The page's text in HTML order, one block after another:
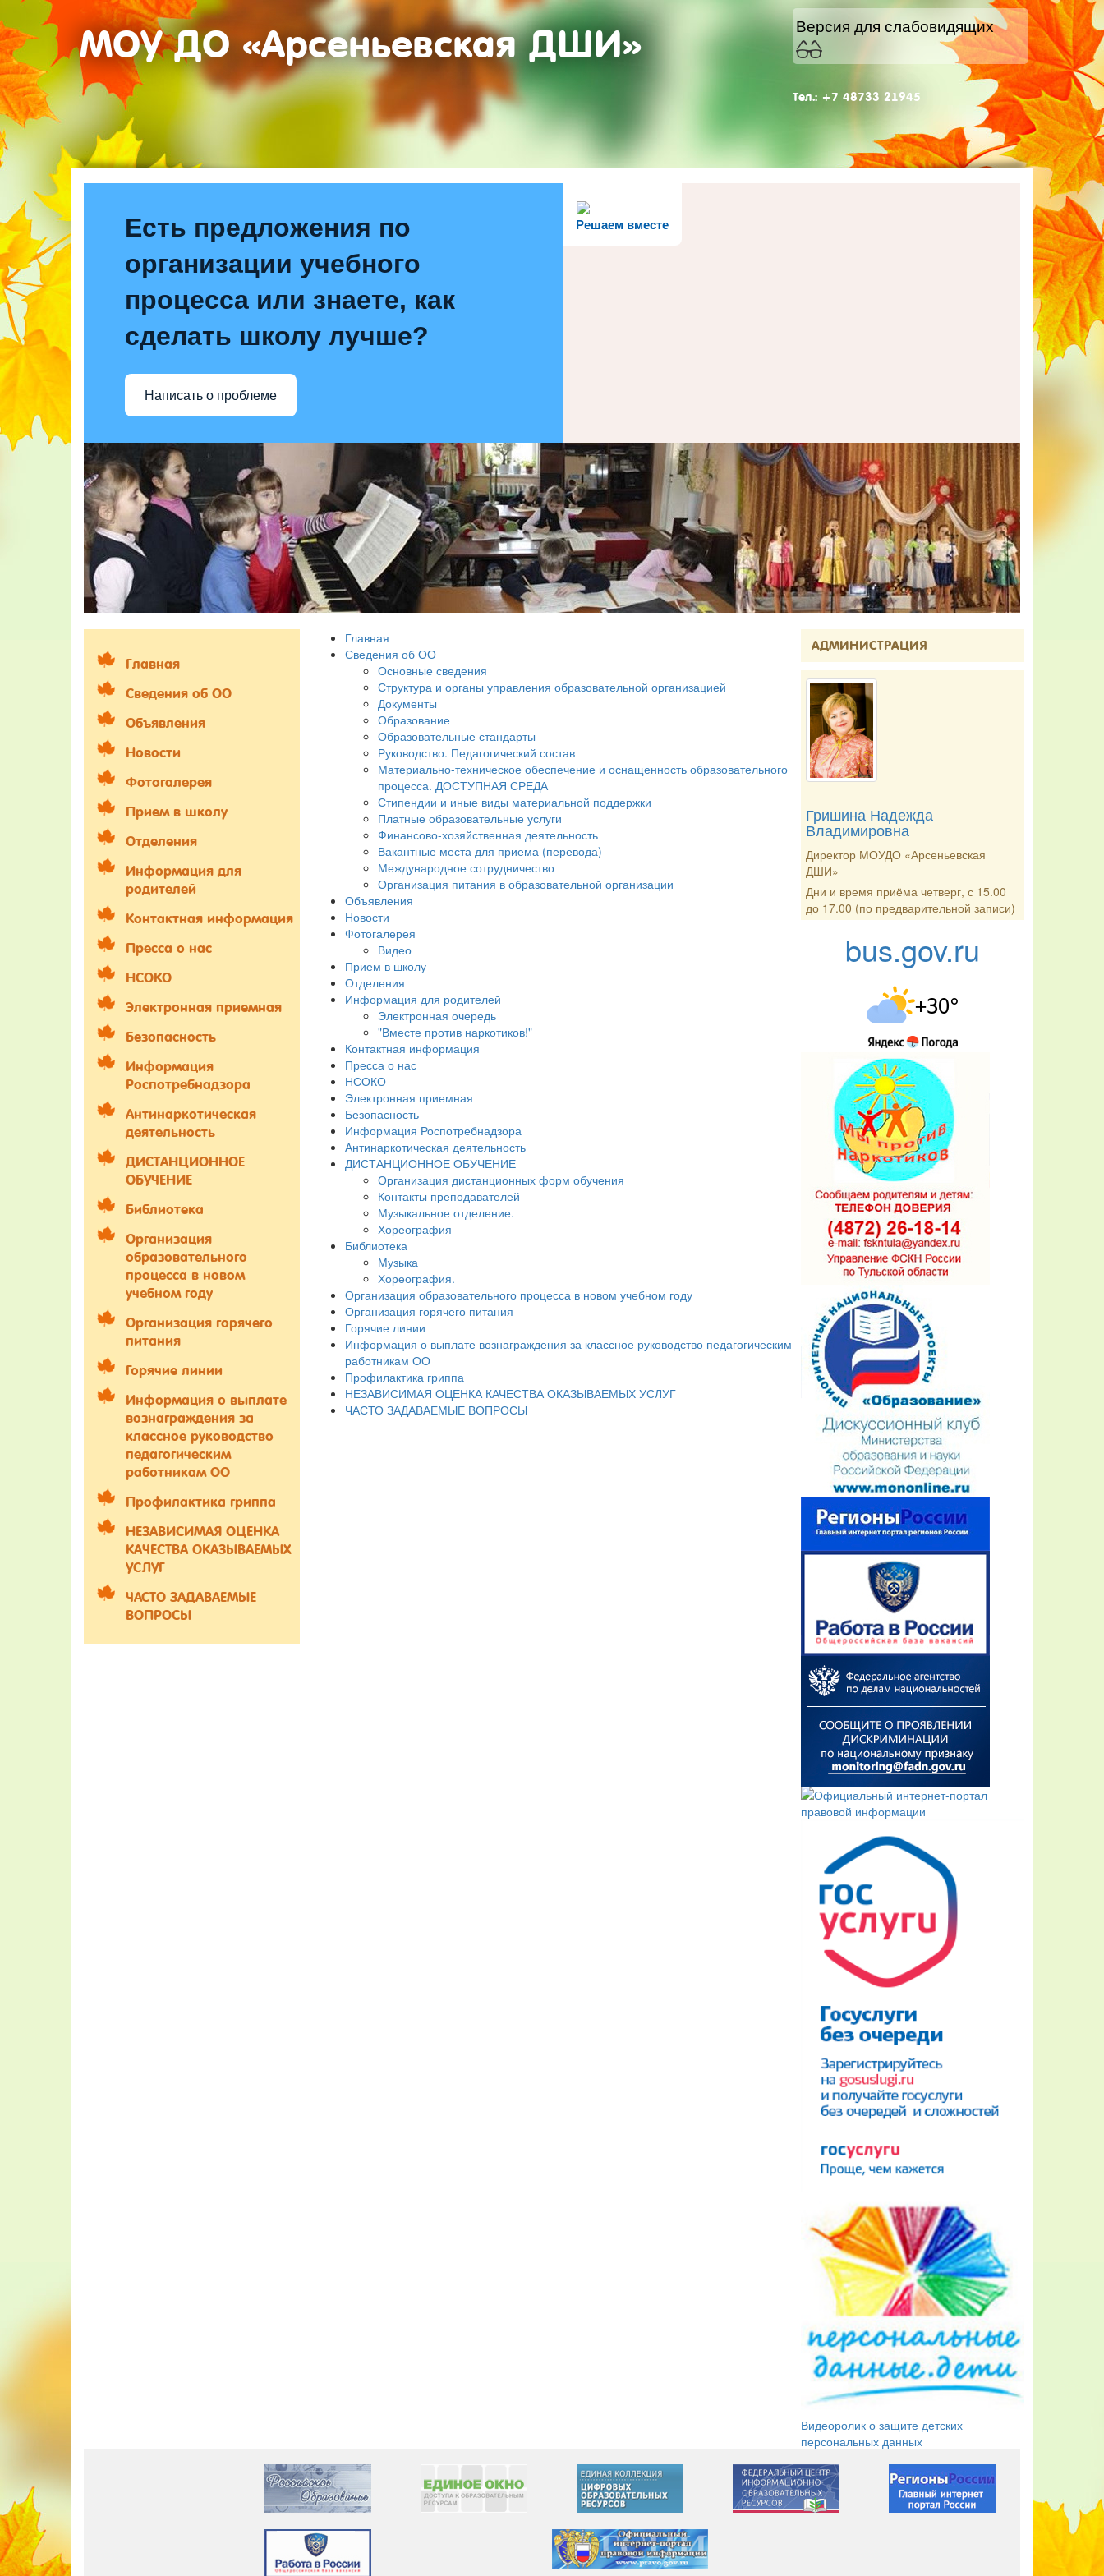
МОУ ДО «Арсеньевская ДШИ» Версия для слабовидящих
Тел.: +7 48733 21945
Решаем вместе
Есть предложения по
организации учебного
процесса или знаете, как
сделать школу лучше?
Написать о проблеме
Главная
Сведения об ОО
Объявления
Новости
Фотогалерея
Прием в школу
Отделения
Информация для
родителей
Контактная информация
Пресса о нас
НСОКО
Электронная приемная
Безопасность
Информация
Роспотребнадзора
Антинаркотическая
деятельность
ДИСТАНЦИОННОЕ
ОБУЧЕНИЕ
Библиотека
Организация
образовательного
процесса в новом
учебном году
Организация горячего
питания
Горячие линии
Информация о выплате
вознаграждения за
классное руководство
педагогическим
работникам ОО
Профилактика гриппа
НЕЗАВИСИМАЯ ОЦЕНКА
КАЧЕСТВА ОКАЗЫВАЕМЫХ
УСЛУГ
ЧАСТО ЗАДАВАЕМЫЕ
ВОПРОСЫ
Главная
Сведения об ОО
Основные сведения
Структура и органы управления образовательной организацией
Документы
Образование
Образовательные стандарты
Руководство. Педагогический состав
Материально-техническое обеспечение и оснащенность образовательного
процесса. ДОСТУПНАЯ СРЕДА
Стипендии и иные виды материальной поддержки
Платные образовательные услуги
Финансово-хозяйственная деятельность
Вакантные места для приема (перевода)
Международное сотрудничество
Организация питания в образовательной организации
Объявления
Новости
Фотогалерея
Видео
Прием в школу
Отделения
Информация для родителей
Электронная очередь
"Вместе против наркотиков!"
Контактная информация
Пресса о нас
НСОКО
Электронная приемная
Безопасность
Информация Роспотребнадзора
Антинаркотическая деятельность
ДИСТАНЦИОННОЕ ОБУЧЕНИЕ
Организация дистанционных форм обучения
Контакты преподавателей
Музыкальное отделение.
Хореография
Библиотека
Музыка
Хореография.
Организация образовательного процесса в новом учебном году
Организация горячего питания
Горячие линии
Информация о выплате вознаграждения за классное руководство педагогическим
работникам ОО
Профилактика гриппа
НЕЗАВИСИМАЯ ОЦЕНКА КАЧЕСТВА ОКАЗЫВАЕМЫХ УСЛУГ
ЧАСТО ЗАДАВАЕМЫЕ ВОПРОСЫ
АДМИНИСТРАЦИЯ
Гришина Надежда
Владимировна
Директор МОУДО «Арсеньевская
ДШИ»
Дни и время приёма четверг, с 15.00
до 17.00 (по предварительной записи)
bus.gov.ru
Видеоролик о защите детских
персональных данных